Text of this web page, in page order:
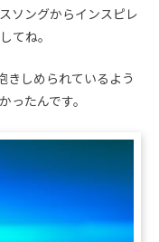
ソングからインスピレ
てね。
きしめられているよう
ったんです。